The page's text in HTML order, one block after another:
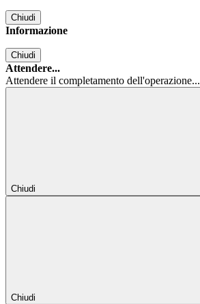
Chiudi
Informazione
Chiudi
Attendere...
Attendere il completamento dell'operazione...
Chiudi
Chiudi